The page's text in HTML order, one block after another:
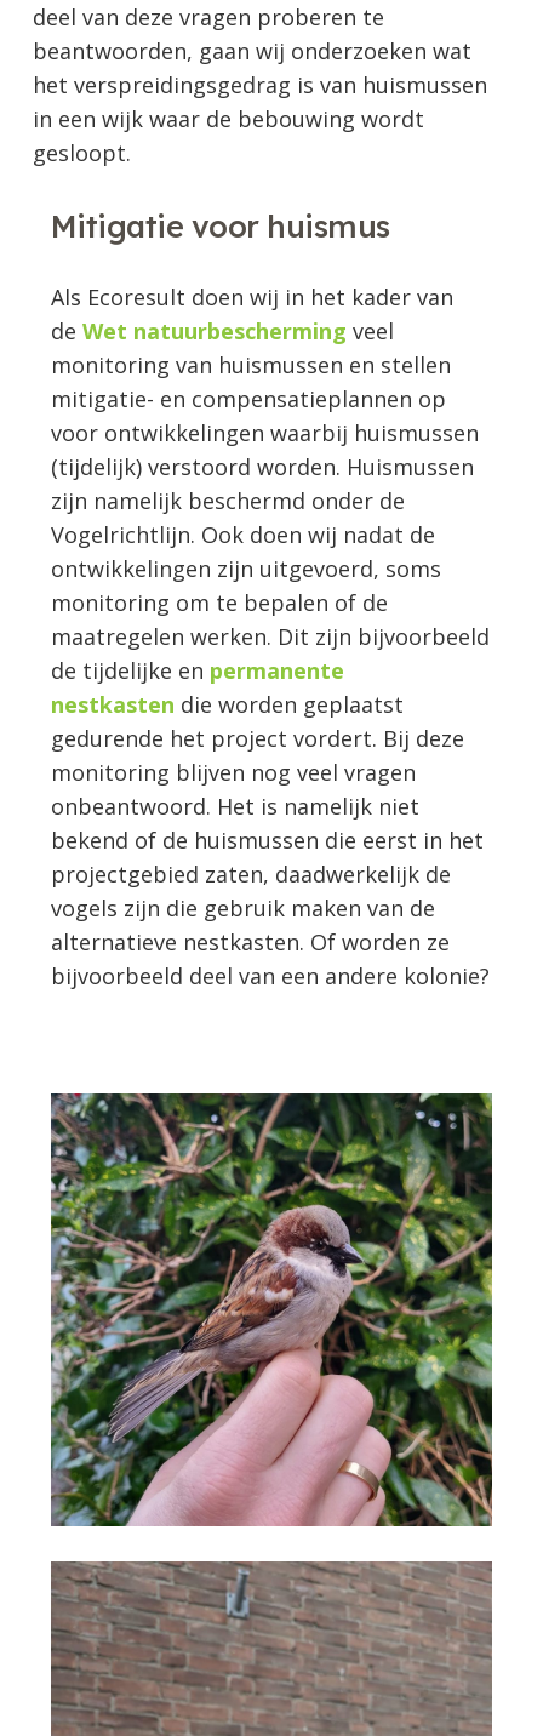
deel van deze vragen proberen te
beantwoorden, gaan wij onderzoeken wat
het verspreidingsgedrag is van huismussen
in een wijk waar de bebouwing wordt
gesloopt.
Mitigatie voor huismus
Als Ecoresult doen wij in het kader van
de Wet natuurbescherming veel
monitoring van huismussen en stellen
mitigatie- en compensatieplannen op
voor ontwikkelingen waarbij huismussen
(tijdelijk) verstoord worden. Huismussen
zijn namelijk beschermd onder de
Vogelrichtlijn. Ook doen wij nadat de
ontwikkelingen zijn uitgevoerd, soms
monitoring om te bepalen of de
maatregelen werken. Dit zijn bijvoorbeeld
de tijdelijke en permanente
nestkasten die worden geplaatst
gedurende het project vordert. Bij deze
monitoring blijven nog veel vragen
onbeantwoord. Het is namelijk niet
bekend of de huismussen die eerst in het
projectgebied zaten, daadwerkelijk de
vogels zijn die gebruik maken van de
alternatieve nestkasten. Of worden ze
bijvoorbeeld deel van een andere kolonie?